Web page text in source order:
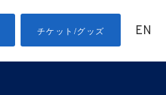
チケット/グッズ EN